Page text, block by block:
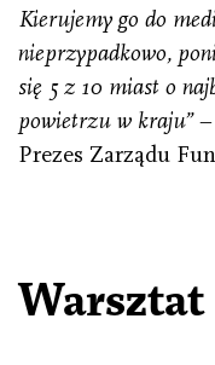
Kierujemy go do
nieprzypadkowo,
się 5 z 10 miast o
powietrzu w kraju” –
Prezes Zarządu
Warsztat